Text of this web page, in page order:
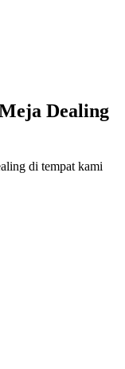
Dealing
di tempat kami